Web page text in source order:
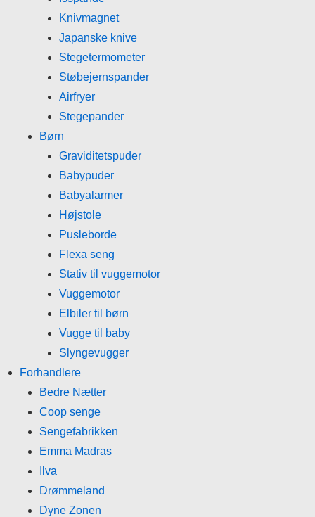
Knivmagnet
Japanske knive
Stegetermometer
Støbejernspander
Airfryer
Stegepander
Børn
Graviditetspuder
Babypuder
Babyalarmer
Højstole
Pusleborde
Flexa seng
Stativ til vuggemotor
Vuggemotor
Elbiler til børn
Vugge til baby
Slyngevugger
Forhandlere
Bedre Nætter
Coop senge
Sengefabrikken
Emma Madras
Ilva
Drømmeland
Dyne Zonen